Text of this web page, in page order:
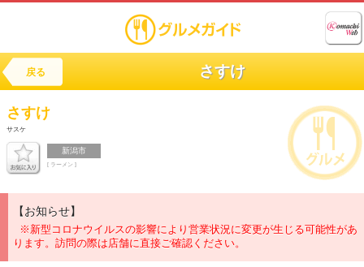
戻る さすけ
さすけ
サスケ
新潟市
[ ラーメン ]
【お知らせ】
※新型コロナウイルスの影響により営業状況に変更が生じる可能性があ
ります。訪問の際は店舗に直接ご確認ください。